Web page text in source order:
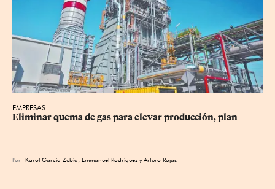
EMPRESAS
Eliminar quema de gas para elevar producción, plan
Por Karol García Zubía, Emmanuel Rodríguez yArturo Rojas